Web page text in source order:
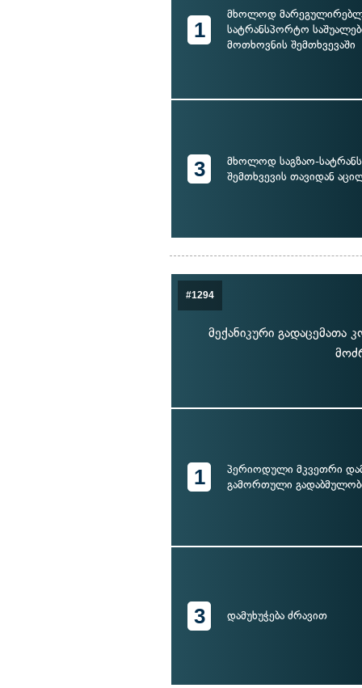
1
მხოლოდ
სატრანსპორტო
მოთხოვნის შემთხვევაში
3
მხოლოდ საგზაო-
შემთხვევის თავიდან
#1294
მექანიკური
1
პერიოდული მკვეთრი
გამორთული
3 დამუხუჭება ძრავით